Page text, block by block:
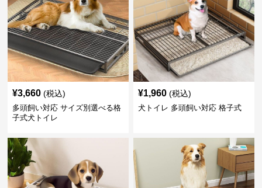
¥3,660 (税込)
多頭飼い対応 サイズ別選べる格
子式犬トイレ
¥1,960 (税込)
犬トイレ 多頭飼い対応 格子式